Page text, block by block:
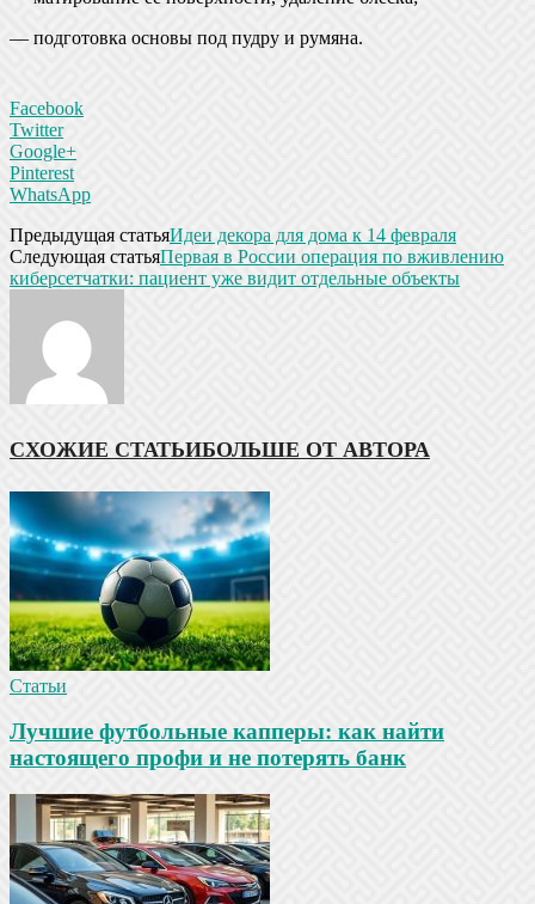
— подготовка основы под пудру и румяна.
Facebook
Twitter
Google+
Pinterest
WhatsApp
Предыдущая статьяИдеи декора для дома к 14 февраля
Следующая статьяПервая в России операция по вживлению
киберсетчатки: пациент уже видит отдельные объекты
СХОЖИЕ СТАТЬИБОЛЬШЕ ОТ АВТОРА
Статьи
Лучшие футбольные капперы: как найти
настоящего профи и не потерять банк